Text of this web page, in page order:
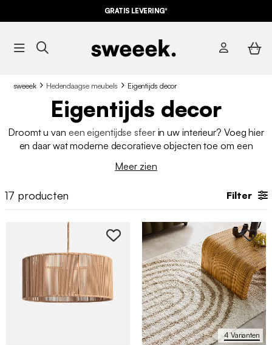
GRATIS LEVERING*
sweeek Hedendaagse meubels Eigentijds decor
Eigentijds decor
Droomt u van een eigentijdse sfeerin uw interieur? Voeg hier
en daar wat moderne decoratieve objecten toe om een
verfijnd design geven deze accessoires karakter aan elke
onze selectie objecten voor alle interieurstijlen en ons
Meer zien
17 producten Filter
4 Varianten